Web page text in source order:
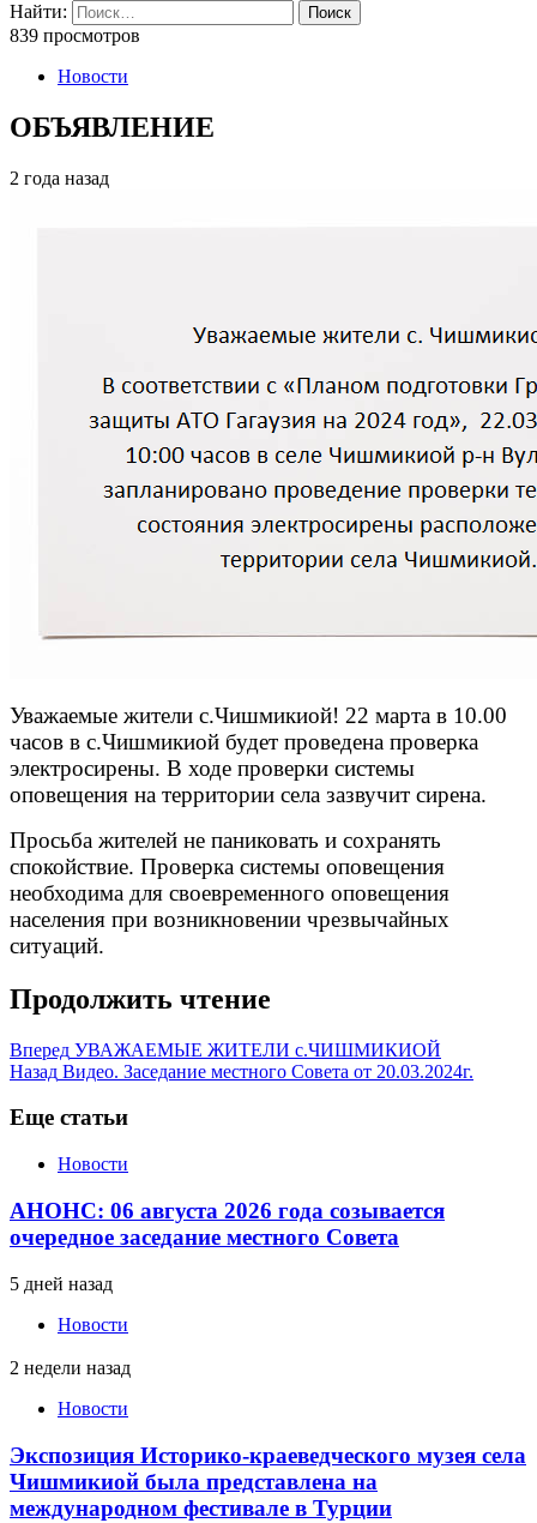
Найти:
839 просмотров
Новости
ОБЪЯВЛЕНИЕ
2 года назад
Уважаемые жители с.Чишмикиой! 22 марта в 10.00
часов в с.Чишмикиой будет проведена проверка
электросирены. В ходе проверки системы
оповещения на территории села зазвучит сирена.
Просьба жителей не паниковать и сохранять
спокойствие. Проверка системы оповещения
необходима для своевременного оповещения
населения при возникновении чрезвычайных
ситуаций.
Продолжить чтение
Вперед УВАЖАЕМЫЕ ЖИТЕЛИ с.ЧИШМИКИОЙ
Назад Видео. Заседание местного Совета от 20.03.2024г.
Еще статьи
Новости
АНОНС: 06 августа 2026 года созывается
очередное заседание местного Совета
5 дней назад
Новости
2 недели назад
Новости
Экспозиция Историко-краеведческого музея села
Чишмикиой была представлена на
международном фестивале в Турции